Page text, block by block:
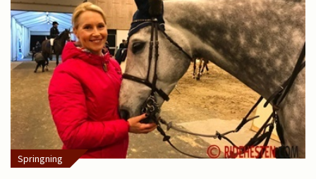
Springning